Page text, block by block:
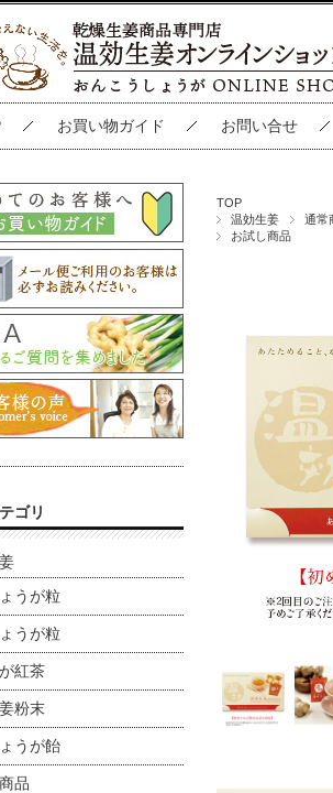
お買い物ガイド お問い合せ
TOP
温効生姜
通常
お試し商品
ゴリ
うが粒
うが粒
紅茶
粉末
うが飴
品